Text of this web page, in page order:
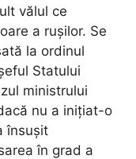
vălul ce
a rușilor. Se
la ordinul
Statului
ministrului
nu a inițiat-o
însușit
în grad a